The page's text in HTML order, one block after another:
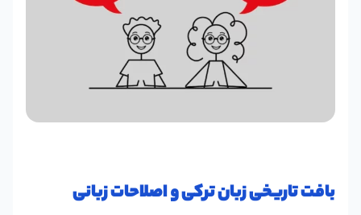
بافت تاریخی زبان ترکی و اصلاحات زبانی